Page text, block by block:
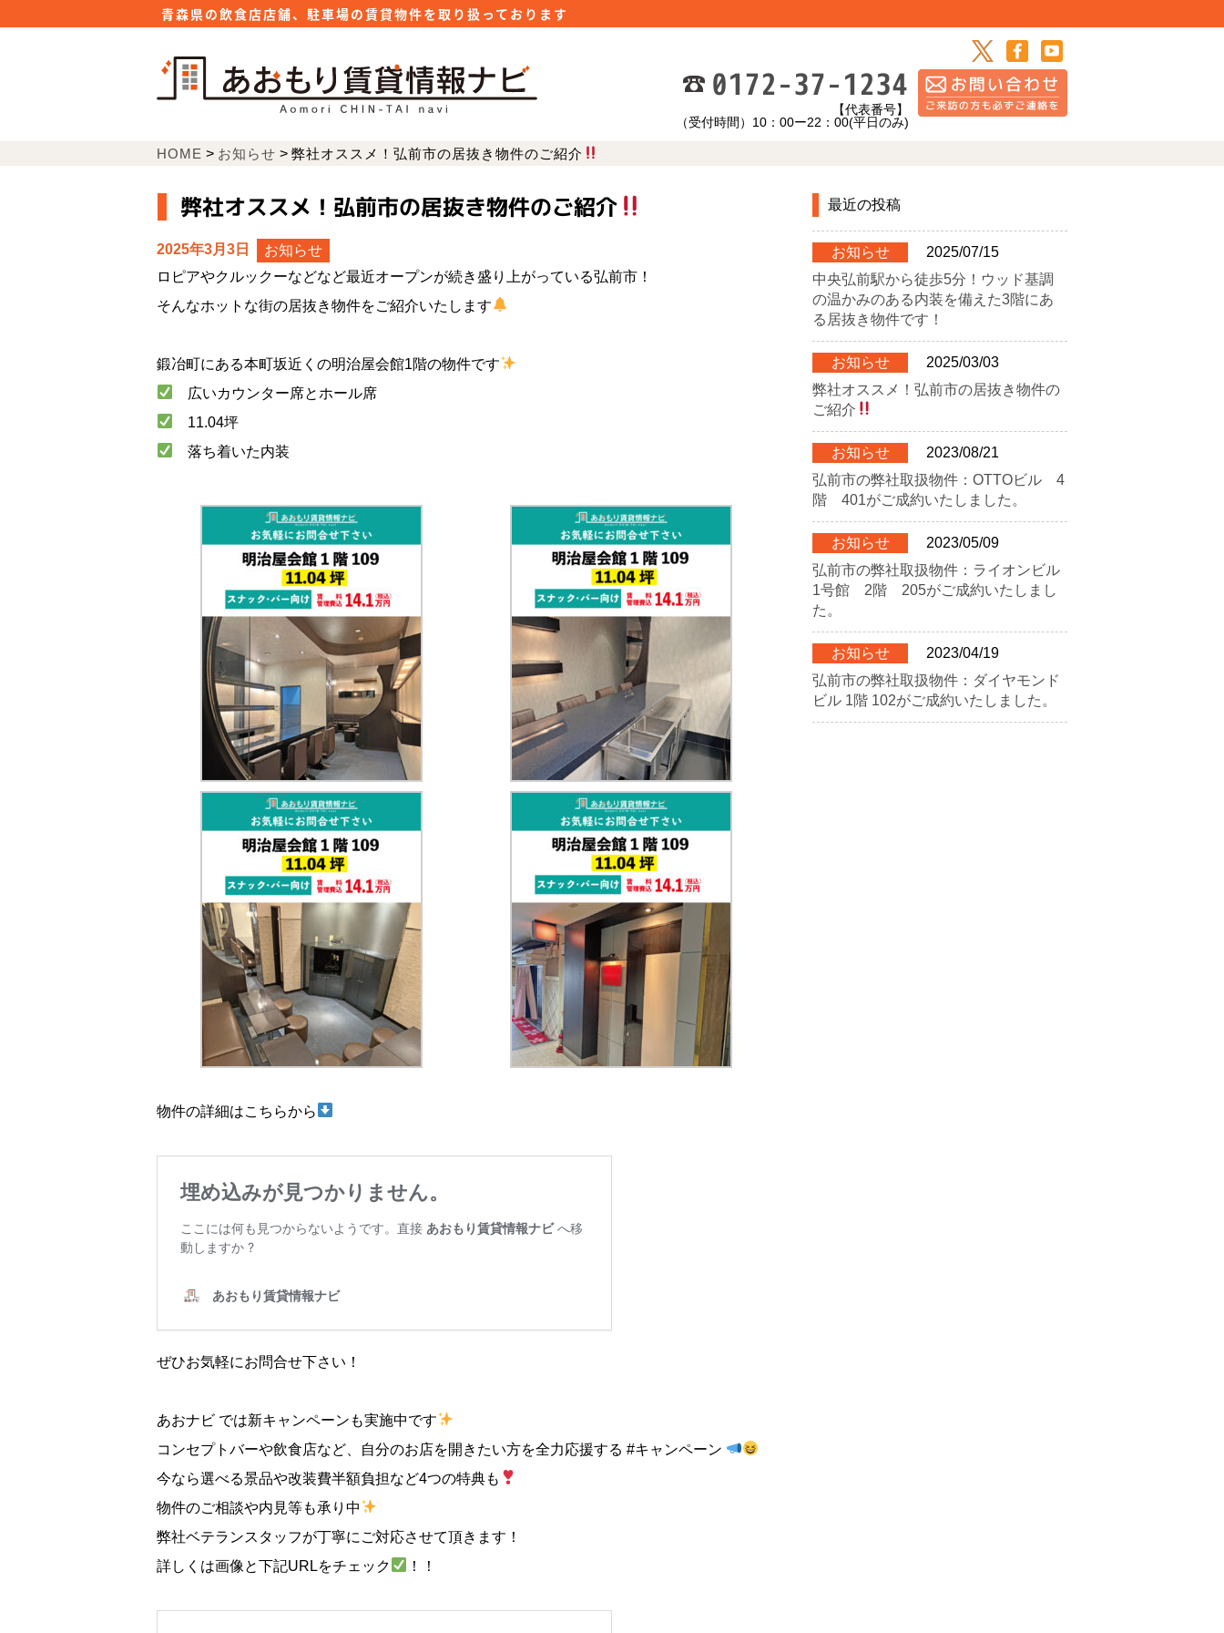
青森県の飲食店店舗、駐車場の賃貸物件を取り扱っております
0172-37-1234
【代表番号】
（受付時間）10：00ー22：00(平日のみ)
HOME > お知らせ > 弊社オススメ！弘前市の居抜き物件のご紹介
弊社オススメ！弘前市の居抜き物件のご紹介
2025年3月3日
お知らせ
ロピアやクルックーなどなど最近オープンが続き盛り上がっている弘前市！
そんなホットな街の居抜き物件をご紹介いたします
鍛冶町にある本町坂近くの明治屋会館1階の物件です
広いカウンター席とホール席
11.04坪
落ち着いた内装
物件の詳細はこちらから
ぜひお気軽にお問合せ下さい！
あおナビ では新キャンペーンも実施中です
コンセプトバーや飲食店など、自分のお店を開きたい方を全力応援する #キャンペーン
今なら選べる景品や改装費半額負担など4つの特典も
物件のご相談や内見等も承り中
弊社ベテランスタッフが丁寧にご対応させて頂きます！
詳しくは画像と下記URLをチェック
！！
最近の投稿
お知らせ
2025/07/15
中央弘前駅から徒歩5分！ウッド基調
の温かみのある内装を備えた3階にあ
る居抜き物件です！
お知らせ
2025/03/03
弊社オススメ！弘前市の居抜き物件の
ご紹介
お知らせ
2023/08/21
弘前市の弊社取扱物件：OTTOビル 4
階 401がご成約いたしました。
お知らせ
2023/05/09
弘前市の弊社取扱物件：ライオンビル
1号館 2階 205がご成約いたしまし
た。
お知らせ
2023/04/19
弘前市の弊社取扱物件：ダイヤモンド
ビル 1階 102がご成約いたしました。